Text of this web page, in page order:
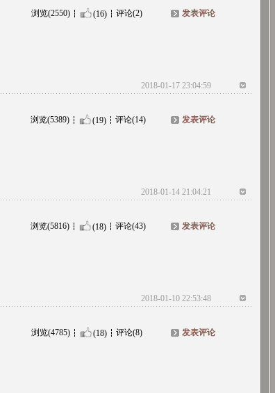
浏览(2550) (16) 评论(2) 发表评论
2018-01-17 23:04:59
浏览(5389) (19) 评论(14) 发表评论
2018-01-14 21:04:21
浏览(5816) (18) 评论(43) 发表评论
2018-01-10 22:53:48
浏览(4785) (18) 评论(8) 发表评论